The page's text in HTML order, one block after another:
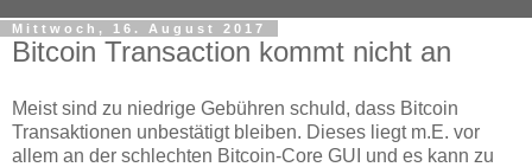
Mittwoch, 16. August 2017
Bitcoin Transaction kommt nicht an
Meist sind zu niedrige Gebühren schuld, dass Bitcoin
Transaktionen unbestätigt bleiben. Dieses liegt m.E. vor
allem an der schlechten Bitcoin-Core GUI und es kann zu